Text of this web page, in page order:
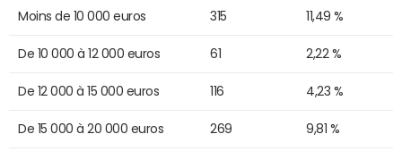
Moins de 10 000 euros 315 11,49 %
De 10 000 à 12 000 euros 61 2,22 %
De 12 000 à 15 000 euros 116 4,23 %
De 15 000 à 20 000 euros 269 9,81 %